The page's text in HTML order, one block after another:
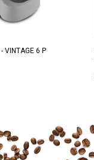
VINTAGE 6 P